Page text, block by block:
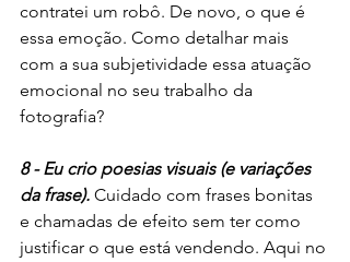
contratei um robô. De novo, o que é
essa emoção. Como detalhar mais
com a sua subjetividade essa atuação
emocional no seu trabalho da
fotografia?
8 - Eu crio poesias visuais (e variações
da frase). Cuidado com frases bonitas
e chamadas de efeito sem ter como
justificar o que está vendendo. Aqui no